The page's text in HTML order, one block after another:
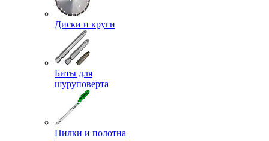
Диски и круги
Биты для
шуруповерта
Пилки и полотна